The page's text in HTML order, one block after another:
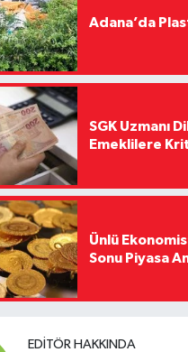
Adana’da
SGK Uzmanı
Emeklilere
Ünlü
Sonu Piyasa
EDITÖR HAKKINDA